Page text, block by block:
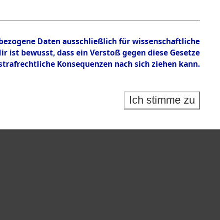
Daten ausschließlich für wissenschaftliche
bewusst, dass ein Verstoß gegen diese Gesetze
Konsequenzen nach sich ziehen kann.
Ich stimme zu